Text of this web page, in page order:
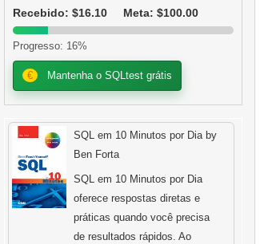
Recebido: $16.10
Meta: $100.00
Progresso: 16%
€ Mantenha o SQLtest grátis
SQL em 10 Minutos por Dia by
Ben Forta
SQL em 10 Minutos por Dia
oferece respostas diretas e
práticas quando você precisa
de resultados rápidos. Ao